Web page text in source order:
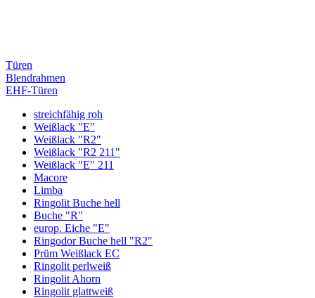
Türen
Blendrahmen
EHF-Türen
streichfähig roh
Weißlack "E"
Weißlack "R2"
Weißlack "R2 211"
Weißlack "E" 211
Macore
Limba
Ringolit Buche hell
Buche "R"
europ. Eiche "E"
Ringodor Buche hell "R2"
Prüm Weißlack EC
Ringolit perlweiß
Ringolit Ahorn
Ringolit glattweiß